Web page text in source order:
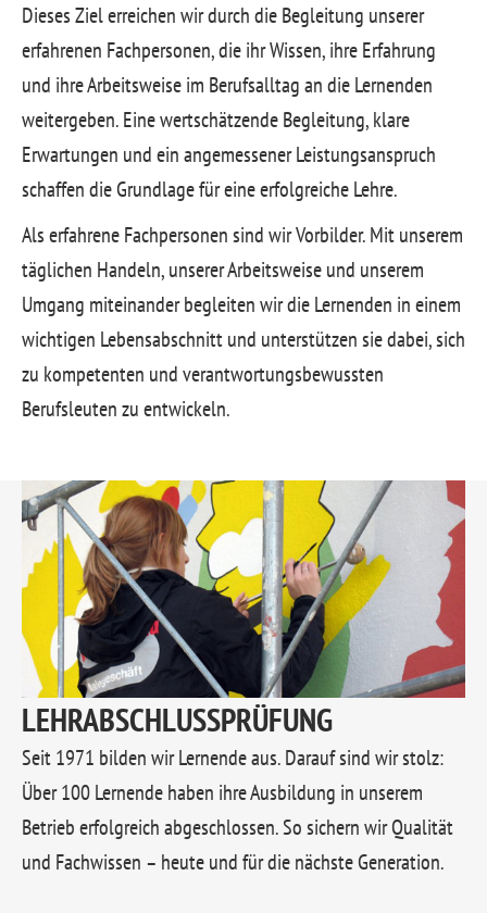
Dieses Ziel erreichen wir durch die Begleitung unserer
erfahrenen Fachpersonen, die ihr Wissen, ihre Erfahrung
und ihre Arbeitsweise im Berufsalltag an die Lernenden
weitergeben. Eine wertschätzende Begleitung, klare
Erwartungen und ein angemessener Leistungsanspruch
schaffen die Grundlage für eine erfolgreiche Lehre.
Als erfahrene Fachpersonen sind wir Vorbilder. Mit unserem
täglichen Handeln, unserer Arbeitsweise und unserem
Umgang miteinander begleiten wir die Lernenden in einem
wichtigen Lebensabschnitt und unterstützen sie dabei, sich
zu kompetenten und verantwortungsbewussten
Berufsleuten zu entwickeln.
LEHRABSCHLUSSPRÜFUNG
Seit 1971 bilden wir Lernende aus. Darauf sind wir stolz:
Über 100 Lernende haben ihre Ausbildung in unserem
Betrieb erfolgreich abgeschlossen. So sichern wir Qualität
und Fachwissen – heute und für die nächste Generation.